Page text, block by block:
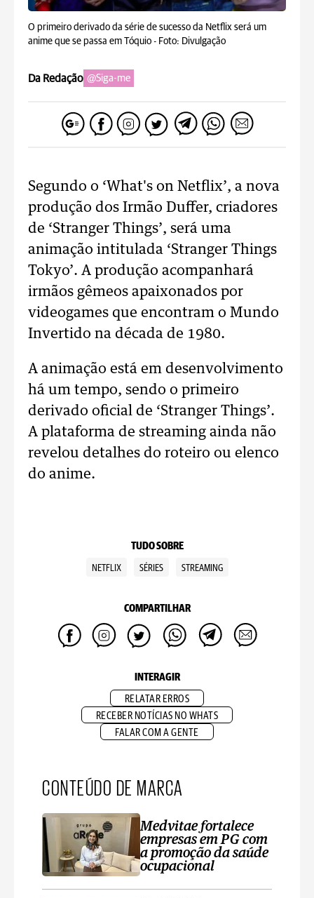
O primeiro derivado da série de sucesso da Netflix será um
anime que se passa em Tóquio - Foto: Divulgação
Da Redação @Siga-me
Segundo o ‘What's on Netflix’, a nova
produção dos Irmão Duffer, criadores
de ‘Stranger Things’, será uma
animação intitulada ‘Stranger Things
Tokyo’. A produção acompanhará
irmãos gêmeos apaixonados por
videogames que encontram o Mundo
Invertido na década de 1980.
A animação está em desenvolvimento
há um tempo, sendo o primeiro
derivado oficial de ‘Stranger Things’.
A plataforma de streaming ainda não
revelou detalhes do roteiro ou elenco
do anime.
TUDO SOBRE
NETFLIX SÉRIES STREAMING
COMPARTILHAR
INTERAGIR
RELATAR ERROS
RECEBER NOTÍCIAS NO WHATS
FALAR COM A GENTE
CONTEÚDO DE MARCA
Medvitae fortalece
empresas em PG com
a promoção da saúde
ocupacional